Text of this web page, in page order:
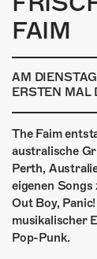
FAIM
AM
ERSTEN MAL
The Faim
australische
Perth,
eigenen
Out Boy,
musikalischer
Pop-Punk.